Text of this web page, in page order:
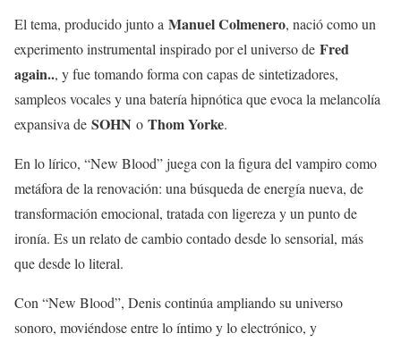
El tema, producido junto a Manuel Colmenero, nació como un
experimento instrumental inspirado por el universo de Fred
again.., y fue tomando forma con capas de sintetizadores,
sampleos vocales y una batería hipnótica que evoca la melancolía
expansiva de SOHN o Thom Yorke.
En lo lírico, “New Blood” juega con la figura del vampiro como
metáfora de la renovación: una búsqueda de energía nueva, de
transformación emocional, tratada con ligereza y un punto de
ironía. Es un relato de cambio contado desde lo sensorial, más
que desde lo literal.
Con “New Blood”, Denis continúa ampliando su universo
sonoro, moviéndose entre lo íntimo y lo electrónico, y